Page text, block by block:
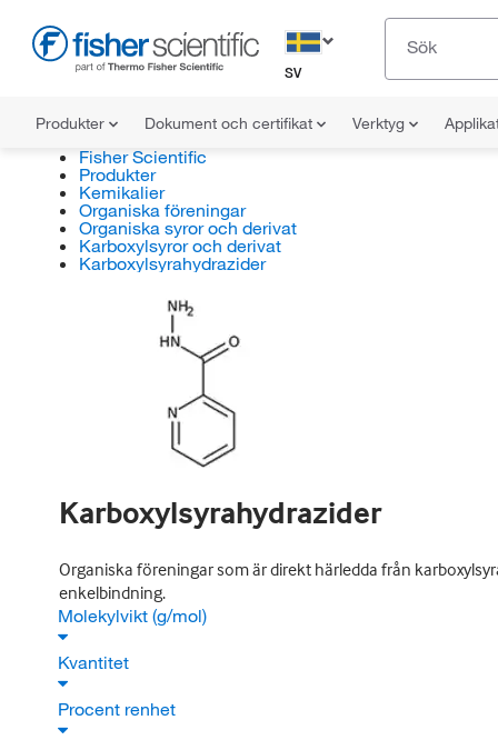
SV
Produkter Dokument och certifikat Verktyg
Fisher Scientific
Produkter
Kemikalier
Organiska föreningar
Organiska syror och derivat
Karboxylsyror och derivat
Karboxylsyrahydrazider
Karboxylsyrahydrazider
Organiska föreningar som är direkt härledda från
enkelbindning.
Molekylvikt (g/mol)
Kvantitet
Procent renhet